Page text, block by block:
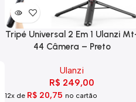
Tripé Universal 2 Em 1 Ulanzi
44 Câmera – Preto
Ulanzi
R$ 249,00
12x de R$ 20,75 no cartão